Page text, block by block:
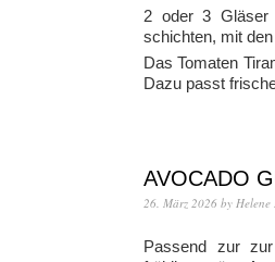
2 oder 3 Gläser
schichten, mit
Das Tomaten
Dazu passt
AVOCADO
26. März 2026 by
Passend zur